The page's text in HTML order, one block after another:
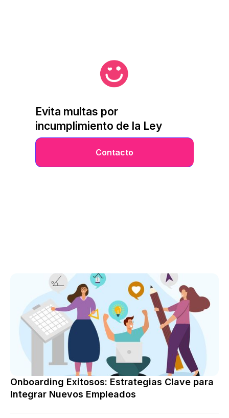
Evita multas por
incumplimiento de la Ley
Contacto
Onboarding Exitosos: Estrategias Clave para
Integrar Nuevos Empleados